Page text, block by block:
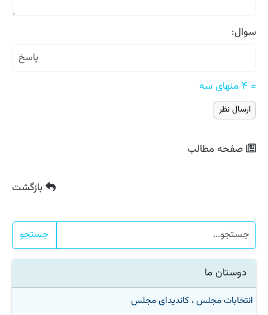
سوال:
= ۴ منهای سه
صفحه مطالب
بازگشت
جستجو
دوستان ما
انتخابات مجلس ، کاندیدای مجلس